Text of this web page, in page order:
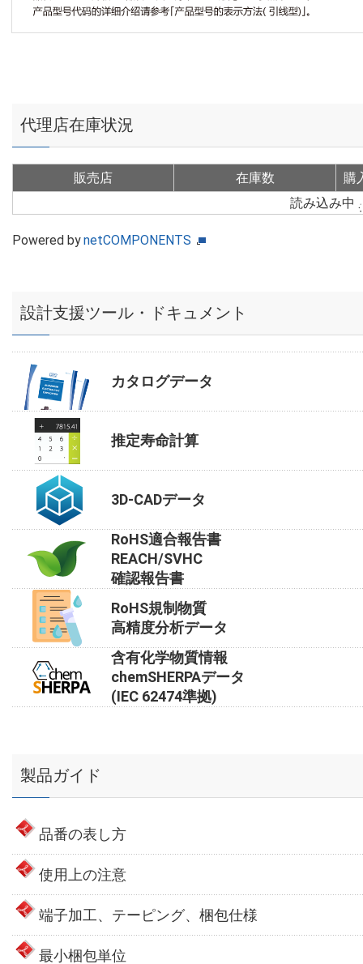
代理店在庫状況
販売店 在庫数
購
読み込み中
Powered bynetCOMPONENTS
設計支援ツール・ドキュメント
カタログデータ
推定寿命計算
3D-CADデータ
RoHS適合報告書
REACH/SVHC
確認報告書
RoHS規制物質
高精度分析データ
含有化学物質情報
chemSHERPAデータ
(IEC 62474準拠)
製品ガイド
品番の表し方
使用上の注意
端子加工、テーピング、梱包仕様
最小梱包単位